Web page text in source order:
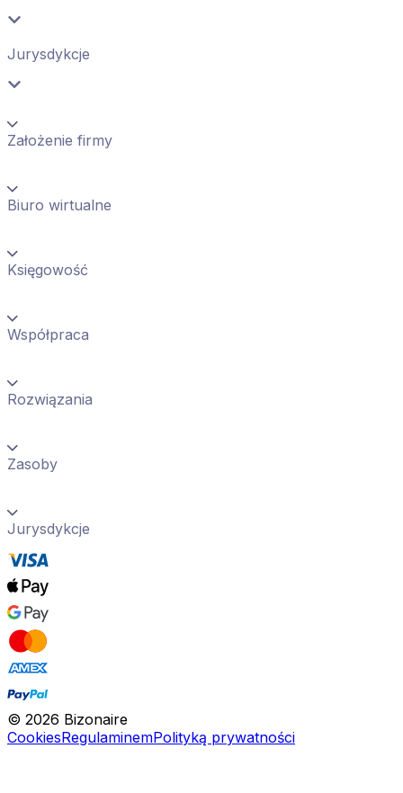
Jurysdykcje
Założenie firmy
Biuro wirtualne
Księgowość
Współpraca
Rozwiązania
Zasoby
Jurysdykcje
© 2026 Bizonaire
CookiesRegulaminemPolityką prywatności